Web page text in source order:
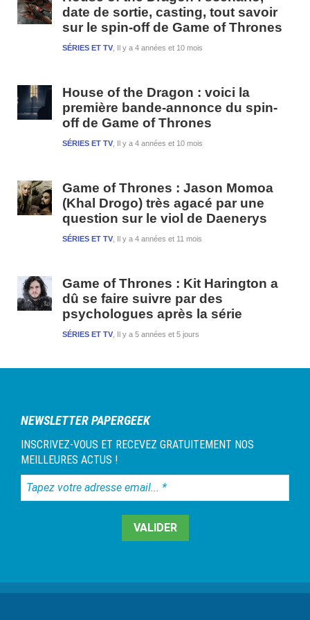
date de sortie, casting, tout savoir
sur le spin-off de Game of Thrones
Il y a 4 années et 10 mois
SÉRIES ET TV
House of the Dragon : voici la
première bande-annonce du spin-
off de Game of Thrones
Il y a 4 années et 10 mois
SÉRIES ET TV
Game of Thrones : Jason Momoa
(Khal Drogo) très agacé par une
question sur le viol de Daenerys
Il y a 4 années et 11 mois
SÉRIES ET TV
Game of Thrones : Kit Harington a
dû se faire suivre par des
psychologues après la série
Il y a 5 années et 5 jours
SÉRIES ET TV
NEWSLETTER PAPERGEEK
INSCRIVEZ-VOUS ET RECEVEZ GRATUITEMENT NOS
MEILLEURES ACTUS !
Tapez
votre